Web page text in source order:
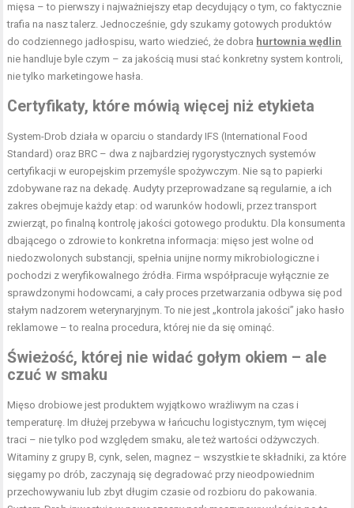
mięsa – to pierwszy i najważniejszy etap decydujący o tym, co faktycznie
trafia na nasz talerz. Jednocześnie, gdy szukamy gotowych produktów
do codziennego jadłospisu, warto wiedzieć, że dobra hurtownia wędlin
nie handluje byle czym – za jakością musi stać konkretny system kontroli,
nie tylko marketingowe hasła.
Certyfikaty, które mówią więcej niż etykieta
System-Drob działa w oparciu o standardy IFS (International Food
Standard) oraz BRC – dwa z najbardziej rygorystycznych systemów
certyfikacji w europejskim przemyśle spożywczym. Nie są to papierki
zdobywane raz na dekadę. Audyty przeprowadzane są regularnie, a ich
zakres obejmuje każdy etap: od warunków hodowli, przez transport
zwierząt, po finalną kontrolę jakości gotowego produktu. Dla konsumenta
dbającego o zdrowie to konkretna informacja: mięso jest wolne od
niedozwolonych substancji, spełnia unijne normy mikrobiologiczne i
pochodzi z weryfikowalnego źródła. Firma współpracuje wyłącznie ze
sprawdzonymi hodowcami, a cały proces przetwarzania odbywa się pod
stałym nadzorem weterynaryjnym. To nie jest „kontrola jakości” jako hasło
reklamowe – to realna procedura, której nie da się ominąć.
Świeżość, której nie widać gołym okiem – ale
czuć w smaku
Mięso drobiowe jest produktem wyjątkowo wrażliwym na czas i
temperaturę. Im dłużej przebywa w łańcuchu logistycznym, tym więcej
traci – nie tylko pod względem smaku, ale też wartości odżywczych.
Witaminy z grupy B, cynk, selen, magnez – wszystkie te składniki, za które
sięgamy po drób, zaczynają się degradować przy nieodpowiednim
przechowywaniu lub zbyt długim czasie od rozbioru do pakowania.